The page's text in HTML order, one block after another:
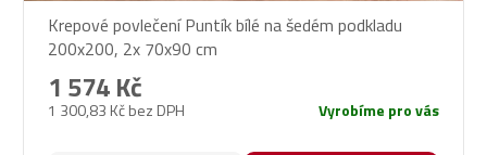
Krepové povlečení Puntík bílé na šedém podkladu
200x200, 2x 70x90 cm
1 300,83 Kč bez DPH
1 574 Kč
Vyrobíme pro vás